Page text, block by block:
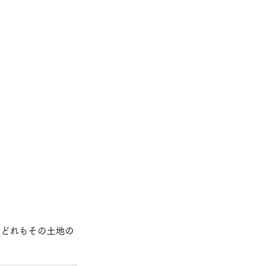
どれもその土地の